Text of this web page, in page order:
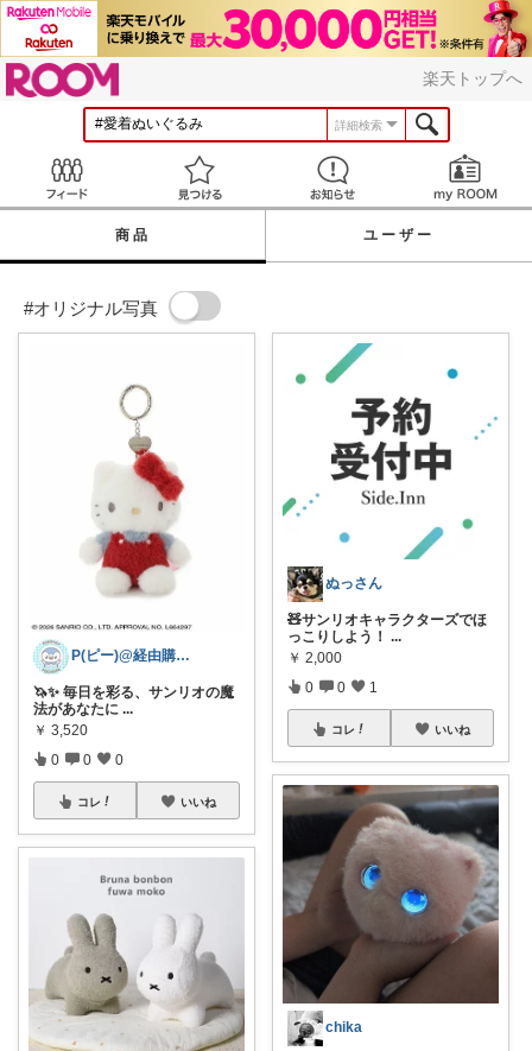
楽天トップへ
詳細検索
見つける お知らせ
商品 ユーザー
#オリジナル写真
P(ピー)@経由購入します！
🦄✨ 毎日を彩る、サンリオの魔
法があなたに ...
￥ 3,520
0 0 0
コレ いいね
ぬっさん
🧸サンリオキャラクターズでほ
っこりしよう！ ...
￥ 2,000
0 0 1
コレ いいね
chika